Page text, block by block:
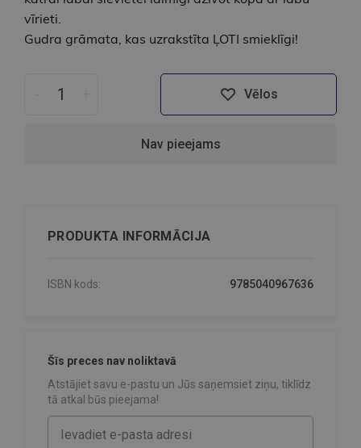
vīrieti.
Gudra grāmata, kas uzrakstīta ĻOTI smieklīgi!
Vēlos
Nav pieejams
PRODUKTA INFORMĀCIJA
ISBN kods: 9785040967636
Šīs preces nav noliktavā
Atstājiet savu e-pastu un Jūs saņemsiet ziņu, tiklīdz
tā atkal būs pieejama!